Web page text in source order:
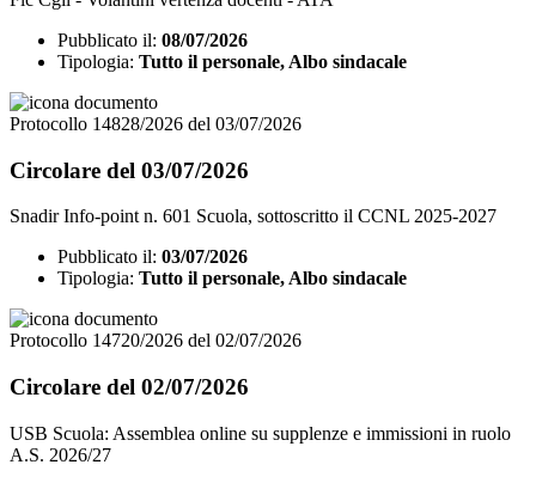
Pubblicato il: 08/07/2026
Tipologia: Tutto il personale, Albo sindacale
Protocollo 14828/2026 del 03/07/2026
Circolare del 03/07/2026
Snadir Info-point n. 601 Scuola, sottoscritto il CCNL 2025-2027
Pubblicato il: 03/07/2026
Tipologia: Tutto il personale, Albo sindacale
Protocollo 14720/2026 del 02/07/2026
Circolare del 02/07/2026
USB Scuola: Assemblea online su supplenze e immissioni in ruolo
A.S. 2026/27